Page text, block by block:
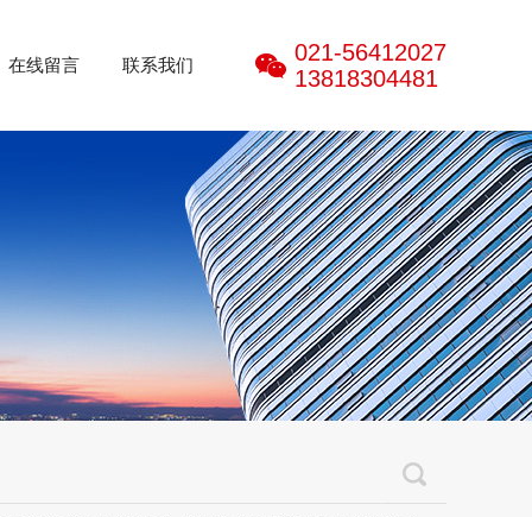
在线留言 联系我们
021-56412027
13818304481